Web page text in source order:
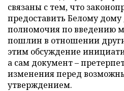
связаны с тем, что
предоставить Белому
полномочия по введению
пошлин в отношении
этим обсуждение
а сам документ –
изменения перед
утверждением.